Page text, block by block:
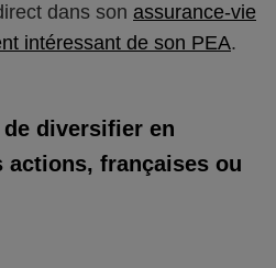
dans son assurance-vie
intéressant de son PEA.
diversifier en
actions, françaises ou